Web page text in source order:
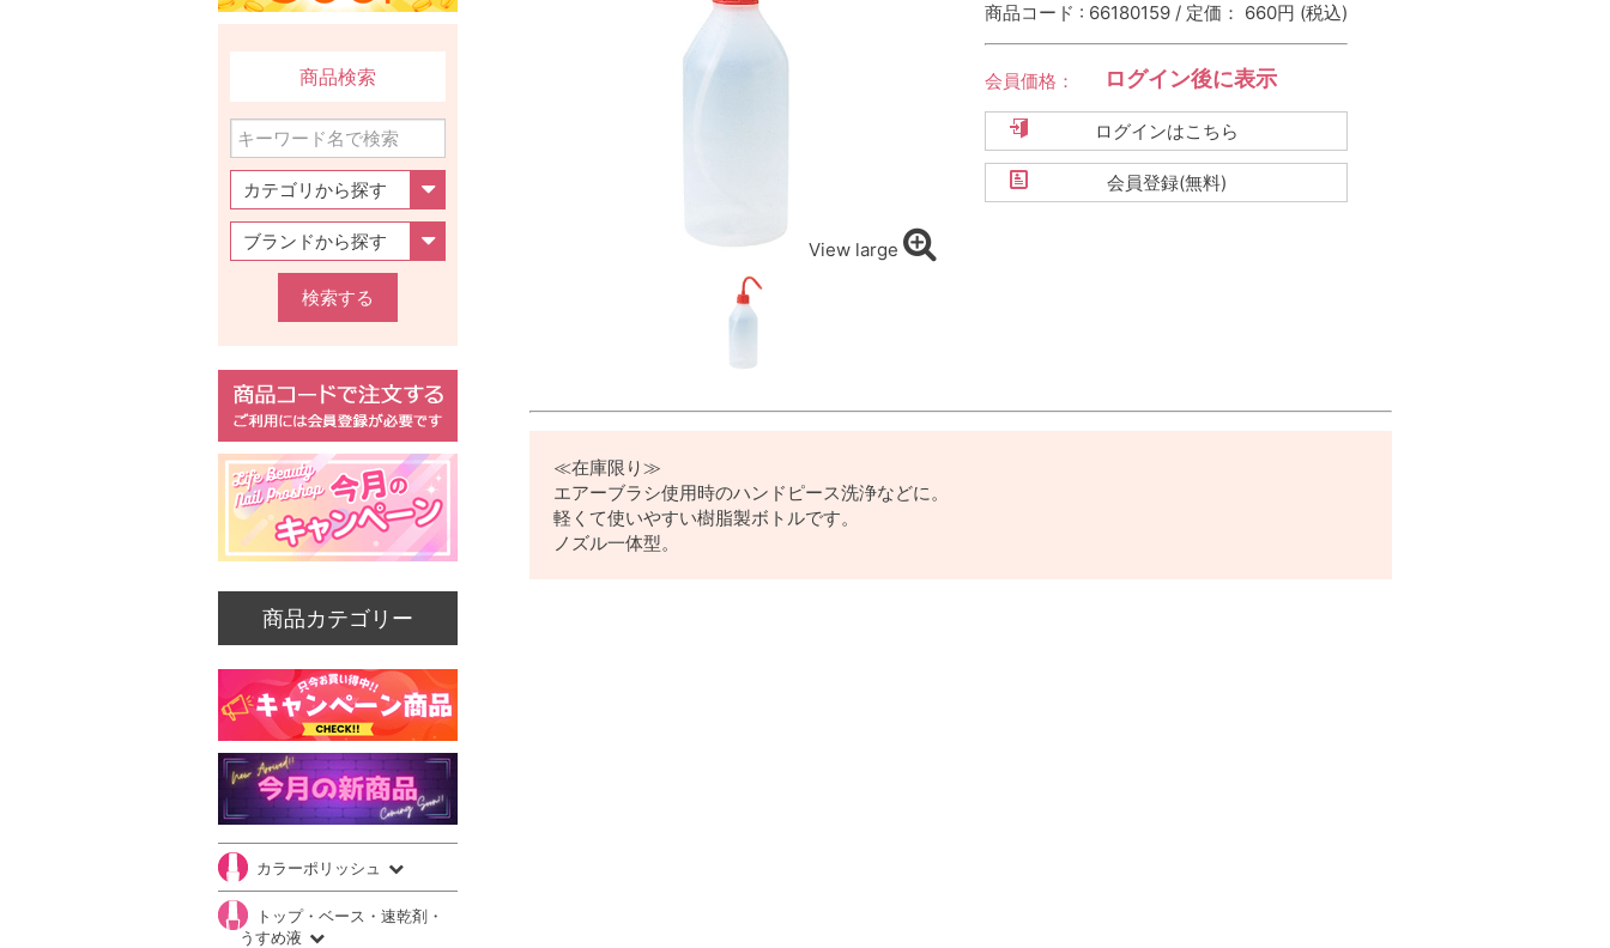
View large
商品コード : 66180159 / 定価： 660円 (税込)
会員価格： ログイン後に表示
ログインはこちら
会員登録(無料)
≪在庫限り≫
エアーブラシ使用時のハンドピース洗浄などに。
軽くて使いやすい樹脂製ボトルです。
ノズル一体型。
商品検索
検索する
商品カテゴリー
カラーポリッシュ
トップ・ベース・速乾剤・
うすめ液